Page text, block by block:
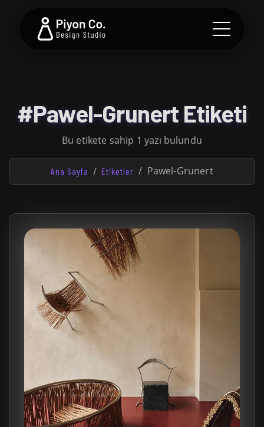
#Pawel-Grunert Etiketi
Bu etikete sahip 1 yazı bulundu
Ana Sayfa Etiketler Pawel-Grunert